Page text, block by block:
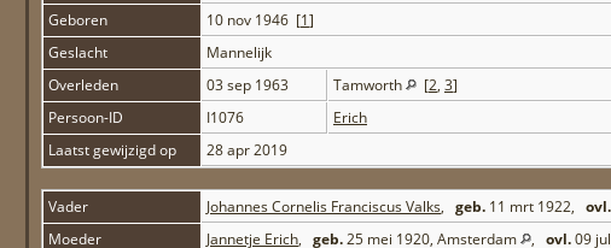
Geboren
10 nov 1946 [1]
Geslacht
Mannelijk
Overleden
03 sep 1963 Tamworth [2, 3]
Persoon-ID
I1076
Erich
Laatst gewijzigd op
28 apr 2019
Vader Johannes Cornelis Franciscus Valks, geb. 11 mrt 1922, ovl.
Moeder
Jannetje Erich, geb.25 mei 1920, Amsterdam , ovl.09